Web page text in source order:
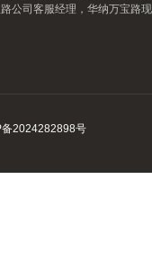
公司客服经理，华纳万宝路
备2024282898号